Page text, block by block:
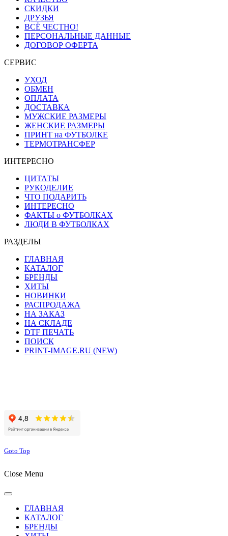
СКИДКИ
ДРУЗЬЯ
ВСЁ ЧЕСТНО!
ПЕРСОНАЛЬНЫЕ ДАННЫЕ
ДОГОВОР ОФЕРТА
СЕРВИС
УХОД
ОБМЕН
ОПЛАТА
ДОСТАВКА
МУЖСКИЕ РАЗМЕРЫ
ЖЕНСКИЕ РАЗМЕРЫ
ПРИНТ на ФУТБОЛКЕ
ТЕРМОТРАНСФЕР
ИНТЕРЕСНО
ЦИТАТЫ
РУКОДЕЛИЕ
ЧТО ПОДАРИТЬ
ИНТЕРЕСНО
ФАКТЫ о ФУТБОЛКАХ
ЛЮДИ В ФУТБОЛКАХ
РАЗДЕЛЫ
ГЛАВНАЯ
КАТАЛОГ
БРЕНДЫ
ХИТЫ
НОВИНКИ
РАСПРОДАЖА
НА ЗАКАЗ
НА СКЛАДЕ
DTF ПЕЧАТЬ
ПОИСК
PRINT-IMAGE.RU (NEW)
Goto Top
Close Menu
ГЛАВНАЯ
КАТАЛОГ
БРЕНДЫ